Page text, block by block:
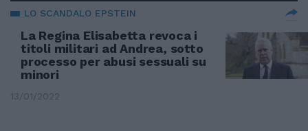
LO SCANDALO EPSTEIN
La Regina Elisabetta revoca i
titoli militari ad Andrea, sotto
processo per abusi sessuali su
minori
13/01/2022